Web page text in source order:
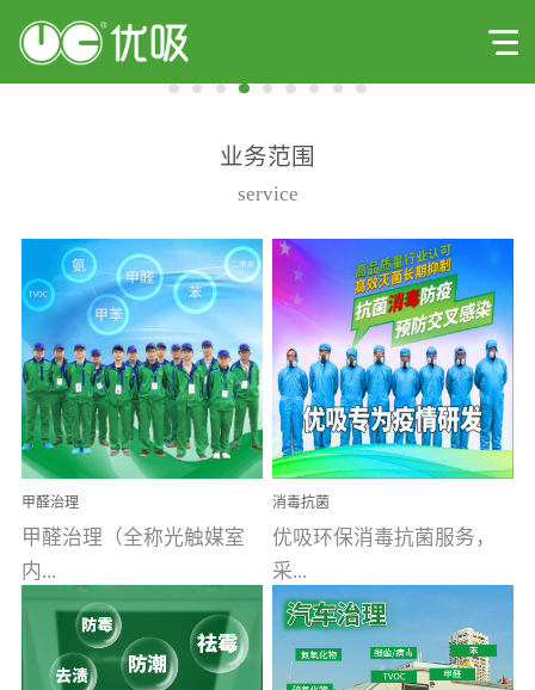
业务范围
service
甲醛治理
甲醛治理（全称光触媒室
内...
空气污染净化治理）工业
消毒抗菌
优吸环保消毒抗菌服务，
采...
用行业公认奥维牌消毒